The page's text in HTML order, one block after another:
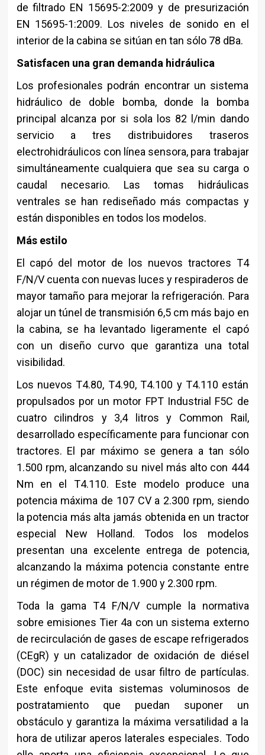
de filtrado EN 15695-2:2009 y de presurización
EN 15695-1:2009. Los niveles de sonido en el
interior de la cabina se sitúan en tan sólo 78 dBa.
Satisfacen una gran demanda hidráulica
Los profesionales podrán encontrar un sistema
hidráulico de doble bomba, donde la bomba
principal alcanza por si sola los 82 l/min dando
servicio a tres distribuidores traseros
electrohidráulicos con línea sensora, para trabajar
simultáneamente cualquiera que sea su carga o
caudal necesario. Las tomas hidráulicas
ventrales se han rediseñado más compactas y
están disponibles en todos los modelos.
Más estilo
El capó del motor de los nuevos tractores T4
F/N/V cuenta con nuevas luces y respiraderos de
mayor tamaño para mejorar la refrigeración. Para
alojar un túnel de transmisión 6,5 cm más bajo en
la cabina, se ha levantado ligeramente el capó
con un diseño curvo que garantiza una total
visibilidad.
Los nuevos T4.80, T4.90, T4.100 y T4.110 están
propulsados por un motor FPT Industrial F5C de
cuatro cilindros y 3,4 litros y Common Rail,
desarrollado específicamente para funcionar con
tractores. El par máximo se genera a tan sólo
1.500 rpm, alcanzando su nivel más alto con 444
Nm en el T4.110. Este modelo produce una
potencia máxima de 107 CV a 2.300 rpm, siendo
la potencia más alta jamás obtenida en un tractor
especial New Holland. Todos los modelos
presentan una excelente entrega de potencia,
alcanzando la máxima potencia constante entre
un régimen de motor de 1.900 y 2.300 rpm.
Toda la gama T4 F/N/V cumple la normativa
sobre emisiones Tier 4a con un sistema externo
de recirculación de gases de escape refrigerados
(CEgR) y un catalizador de oxidación de diésel
(DOC) sin necesidad de usar filtro de partículas.
Este enfoque evita sistemas voluminosos de
postratamiento que puedan suponer un
obstáculo y garantiza la máxima versatilidad a la
hora de utilizar aperos laterales especiales. Todo